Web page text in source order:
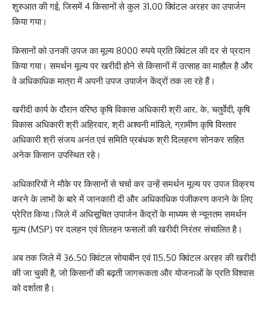
शुरुआत की गई, जिसमें 4 किसानों से कुल 31.00 क्विंटल अरहर का उपार्जन
किया गया।
किसानों को उनकी उपज का मूल्य 8000 रुपये प्रति क्विंटल की दर से प्रदान
किया गया। समर्थन मूल्य पर खरीदी होने से किसानों में उत्साह का माहौल है और
वे अधिकाधिक मात्रा में अपनी उपज उपार्जन केंद्रों तक ला रहे हैं।
खरीदी कार्य के दौरान वरिष्ठ कृषि विकास अधिकारी श्री आर. के. चतुर्वेदी, कृषि
विकास अधिकारी श्री अहिरवार, श्री अश्वनी मांडिले, ग्रामीण कृषि विस्तार
अधिकारी श्री संजय अनंत एवं समिति प्रबंधक श्री दिलहरण सोनकर सहित
अनेक किसान उपस्थित रहे।
अधिकारियों ने मौके पर किसानों से चर्चा कर उन्हें समर्थन मूल्य पर उपज विक्रय
करने के लाभों के बारे में जानकारी दी और अधिकाधिक पंजीकरण कराने के लिए
प्रेरित किया।जिले में अधिसूचित उपार्जन केंद्रों के माध्यम से न्यूनतम समर्थन
मूल्य (MSP) पर दलहन एवं तिलहन फसलों की खरीदी निरंतर संचालित है।
अब तक जिले में 36.50 क्विंटल सोयाबीन एवं 115.50 क्विंटल अरहर की खरीदी
की जा चुकी है, जो किसानों की बढ़ती जागरूकता और योजनाओं के प्रति विश्वास
को दर्शाता है।